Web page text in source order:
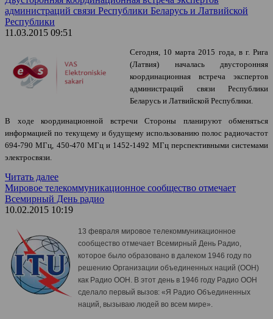
администраций связи Республики Беларусь и Латвийской
Республики
11.03.2015 09:51
Сегодня, 10 марта 2015 года, в г. Рига
(Латвия) началась двусторонняя
координационная встреча экспертов
администраций связи Республики
Беларусь и Латвийской Республики.
В ходе координационной встречи Стороны планируют обменяться
информацией по текущему и будущему использованию полос радиочастот
694-790 МГц, 450-470 МГц и 1452-1492 МГц перспективными системами
электросвязи.
Читать далее
Мировое телекоммуникационное сообщество отмечает
Всемирный День радио
10.02.2015 10:19
13 февраля мировое телекоммуникационное
сообщество отмечает Всемирный День Радио,
которое было образовано в далеком 1946 году по
решению Организации объединенных наций (ООН)
как Радио ООН. В этот день в 1946 году Радио ООН
сделало первый вызов: «Я Радио Объединенных
наций, вызываю людей во всем мире».